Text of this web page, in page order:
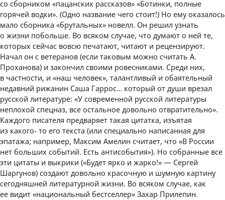
со сборником «пацанских рассказов» «Ботинки, полные
горячей водки». (Одно название чего стоит!) Но ему оказалось
мало сборника «брутальных» новелл. Он решил узнать
о жизни побольше. Во всяком случае, что думают о ней те,
которых сейчас вовсю печатают, читают и рецензируют.
Начал он с ветеранов (если таковым можно считать А.
Проханова) и закончил своими ровесниками. Среди них,
в частности, и «наш человек», талантливый и обаятельный
недавний рижанин Саша Гаррос… который от души врезал
русской литературе: «У современной русской литературы
неплохой спецназ, все остальное довольно отвратительно».
Каждого писателя предваряет такая цитатка, изъятая
из какого- то его текста (или специально написанная для
эпатажа; например, Максим Амелин считает, что «В России
нет больших событий. Есть антисобытия»). Но собранные все
эти цитаты и выкрики («Будет ярко и жарко!» — Сергей
Шаргунов) создают довольно красочную и шумную картину
сегодняшней литературной жизни. Во всяком случае, как
ee видит «национальный бестселлер» Захар Прилепин.